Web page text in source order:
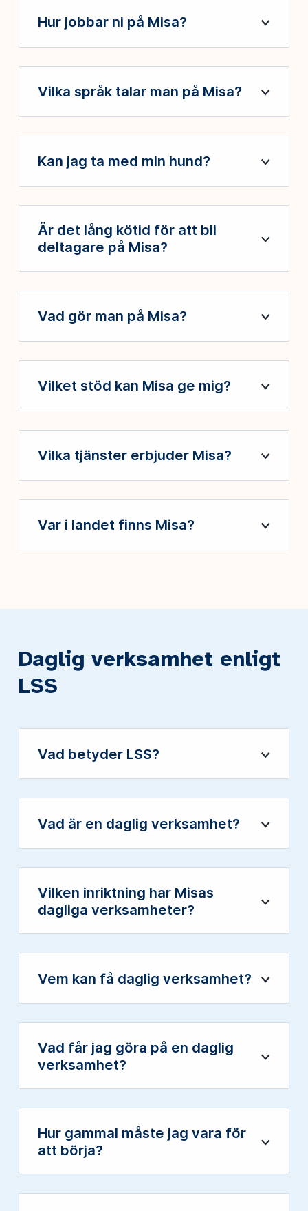
Hur jobbar ni på Misa? Öppna
Vilka språk talar man på Misa? Öppna
Kan jag ta med min hund? Öppna
Är det lång kötid för att bli
deltagare på Misa?
Öppna
Vad gör man på Misa? Öppna
Vilket stöd kan Misa ge mig? Öppna
Vilka tjänster erbjuder Misa? Öppna
Var i landet finns Misa? Öppna
Daglig verksamhet enligt
LSS
Vad betyder LSS? Öppna
Vad är en daglig verksamhet? Öppna
Vilken inriktning har Misas
dagliga verksamheter?
Öppna
Vem kan få daglig verksamhet? Öppna
Vad får jag göra på en daglig
verksamhet?
Öppna
Hur gammal måste jag vara för
att börja?
Öppna